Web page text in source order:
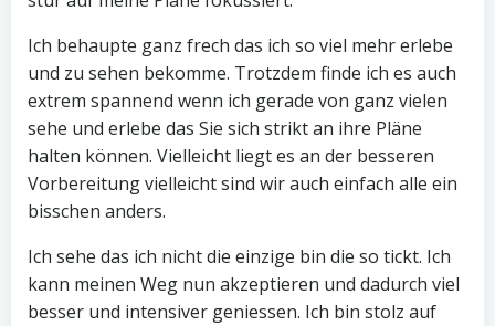
Ich behaupte ganz frech das ich so viel mehr erlebe
und zu sehen bekomme. Trotzdem finde ich es auch
extrem spannend wenn ich gerade von ganz vielen
sehe und erlebe das Sie sich strikt an ihre Pläne
halten können. Vielleicht liegt es an der besseren
Vorbereitung vielleicht sind wir auch einfach alle ein
bisschen anders.
Ich sehe das ich nicht die einzige bin die so tickt. Ich
kann meinen Weg nun akzeptieren und dadurch viel
besser und intensiver geniessen. Ich bin stolz auf